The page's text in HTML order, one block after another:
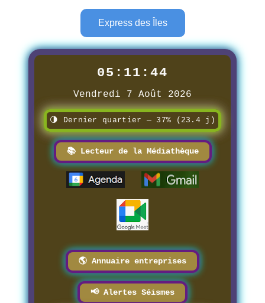
Express des Îles
05:11:45
Vendredi 7 Août 2026
🌗 Dernier quartier — 37% (23.4 j)
📚 Lecteur de la Médiathèque
🌎 Annuaire entreprises
📢 Alertes Séismes